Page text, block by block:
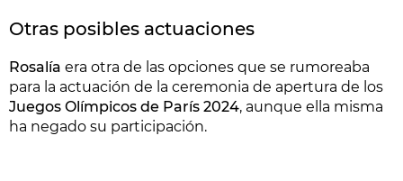
Otras posibles actuaciones
Rosalía era otra de las opciones que se rumoreaba
para la actuación de la ceremonia de apertura de los
Juegos Olímpicos de París 2024, aunque ella misma
ha negado su participación.